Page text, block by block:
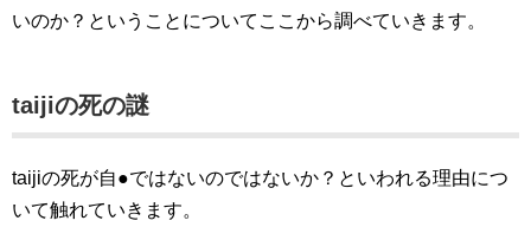
いのか？ということについてここから調べていきます。
taijiの死の謎
taijiの死が自●ではないのではないか？といわれる理由につ
いて触れていきます。